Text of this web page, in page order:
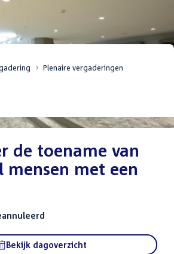
Plenaire vergaderingen
de toename van
mensen met een
Bekijk dagoverzicht